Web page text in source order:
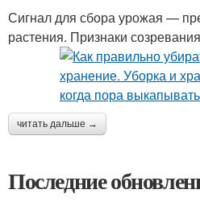
Сигнал для сбора урожая —
растения. Признаки
читать дальше →
Последние